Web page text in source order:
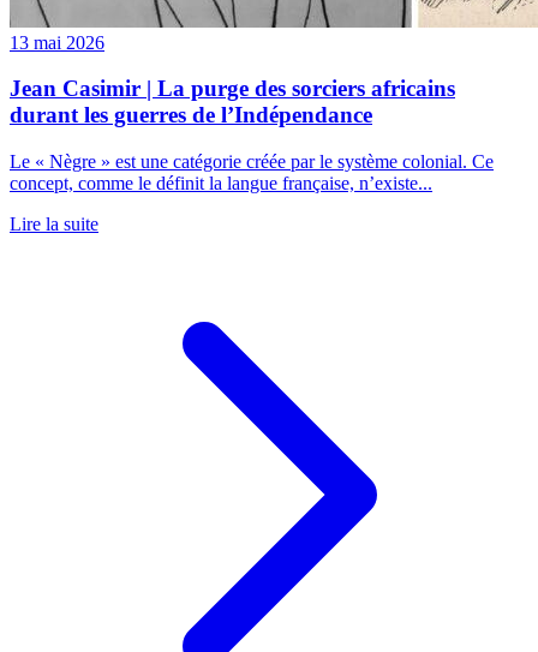
13 mai 2026
Jean Casimir | La purge des sorciers africains
durant les guerres de l’Indépendance
Le « Nègre » est une catégorie créée par le système colonial. Ce
concept, comme le définit la langue française, n’existe...
Lire la suite